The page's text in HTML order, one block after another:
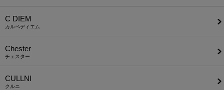
C DIEM
カルペディエム
Chester
チェスター
CULLNI
クルニ